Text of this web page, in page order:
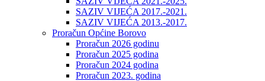
SAZIV VIJEĆA 2017.-2021.
SAZIV VIJEĆA 2013.-2017.
Proračun Općine Borovo
Proračun 2026 godinu
Proračun 2025 godina
Proračun 2024 godina
Proračun 2023. godina